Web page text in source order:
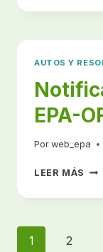
AUTOS Y
EPA-
Por web_epa
LEER MÁS
1 2